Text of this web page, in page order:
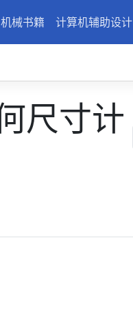
机械书籍 计算机辅助设计
尺寸计